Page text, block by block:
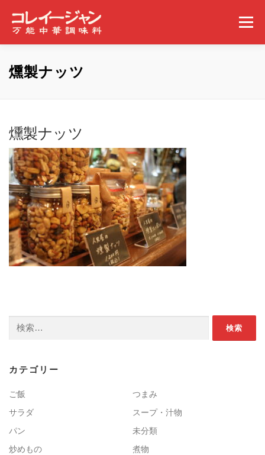
メニュー
ホーム コレイージャンとは
問い合わせ
燻製ナッツ
燻製ナッツ
検索:
カテゴリー
ご飯
つまみ
サラダ
スープ・汁物
パン
未分類
炒めもの
煮物